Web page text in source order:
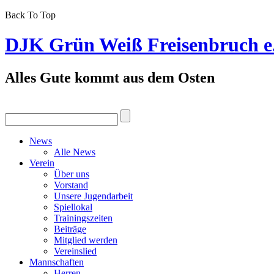
Back To Top
DJK Grün Weiß Freisenbruch
Alles Gute kommt aus dem Osten
News
Alle News
Verein
Über uns
Vorstand
Unsere Jugendarbeit
Spiellokal
Trainingszeiten
Beiträge
Mitglied werden
Vereinslied
Mannschaften